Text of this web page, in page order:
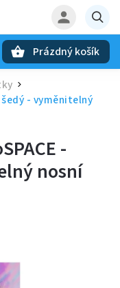
Prázdný košík
/
- vyměnitelný
-
nosní